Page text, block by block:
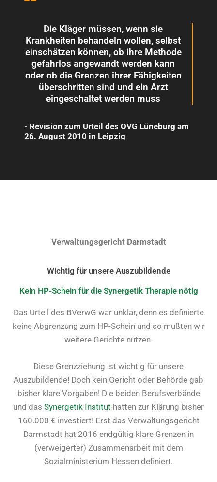
Die Kläger müssen, wenn sie
Krankheiten behandeln wollen, selbst
einschätzen können, ob ihre Methode
gefahrlos angewandt werden kann
oder ob die Grenzen ihrer Fähigkeiten
überschritten sind und ein Arzt
eingeschaltet werden muss
- Revision zum Urteil des OVG Lüneburg am
26. August 2010 in Leipzig
Verwaltungsgericht Darmstadt
Wichtig für unsere Auszubildende
Kein HP-Schein für die Synergetik Therapie nötig
Das Urteil des BVerwG war unklar, denn es definierte
keine Abgrenzung zum HP-Schein und so mußten wir
weitere Gerichte nutzen.
Diese Grenzziehung ist wichtig für unsere
Auszubildende! Doch kein Gericht oder Behörde gab
bisher klare Vorgaben! Die beiden Berufsverbände
und das Synergetik Institut hatten zur Klärung bisher
160.000 € investiert! Erst das Verwaltungsgericht
Darmstadt hat 2016 endgültig klare Grenzen in
(verweigerter) Zusammenarbeit mit dem
Sozialministerium Hessen definiert.